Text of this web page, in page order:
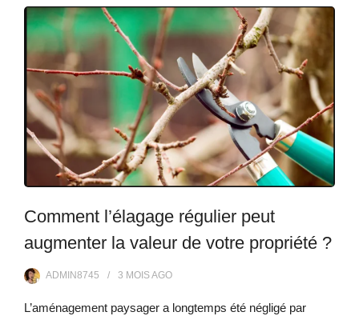
Comment l’élagage régulier peut
augmenter la valeur de votre propriété ?
ADMIN8745 3 MOISAGO
L’aménagement paysager a longtemps été négligé par